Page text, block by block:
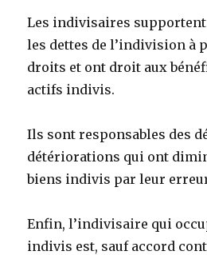
Les indivisaires
les dettes de l’indivision à
droits et ont droit aux
actifs indivis.
Ils sont responsables des
détériorations qui ont
biens indivis par leur
Enfin, l’indivisaire qui
indivis est, sauf accord